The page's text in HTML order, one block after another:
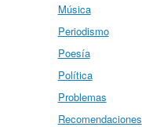
Música
Periodismo
Poesía
Política
Problemas
Recomendaciones